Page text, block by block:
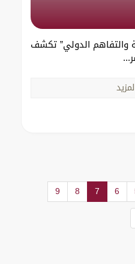
والتفاهم الدولي” تكشف
6
7
8
9